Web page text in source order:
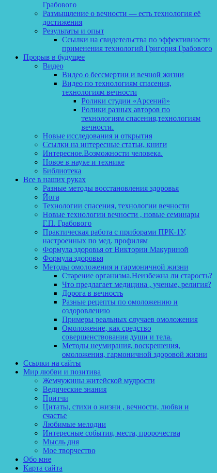
Грабового
Размышление о вечности — есть технология её
достижения
Результаты и опыт
Ссылки на свидетельства по эффективности
применения технологий Григория Грабового
Прорыв в будущее
Видео
Видео о бессмертии и вечной жизни
Видео по технологиям спасения,
технологиям вечности
Ролики студии «Арсений»
Ролики разных авторов по
технологиям спасения,технологиям
вечности.
Новые исследования и открытия
Ссылки на интересные статьи, книги
Интересное.Возможности человека.
Новое в науке и технике
Библиотека
Все в наших руках
Разные методы восстановления здоровья
Йога
Технологии спасения, технологии вечности
Новые технологии вечности , новые семинары
Г.П. Грабового
Практическая работа с приборами ПРК-1У,
настроенных по мед. профилям
Формула здоровья от Виктории Макуриной
Формула здоровья
Методы омоложения и гармоничной жизни
Старение организма.Неизбежна ли старость?
Что предлагает медицина , ученые, религия?
Дорога в вечность
Разные рецепты по омоложению и
оздоровлению
Примеры реальных случаев омоложения
Омоложение, как средство
совершенствования души и тела.
Методы неумирания, воскрешения,
омоложения, гармоничной здоровой жизни
Ссылки на сайты
Мир любви и позитива
Жемчужины житейской мудрости
Ведические знания
Притчи
Цитаты, стихи о жизни , вечности, любви и
счастье
Любимые мелодии
Интересные события, места, пророчества
Мысль дня
Мое творчество
Обо мне
Карта сайта